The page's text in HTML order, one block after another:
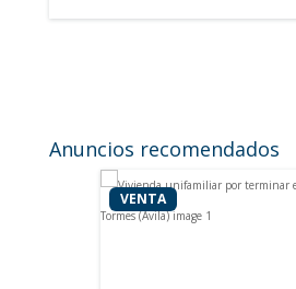
Anuncios recomendados
VENTA